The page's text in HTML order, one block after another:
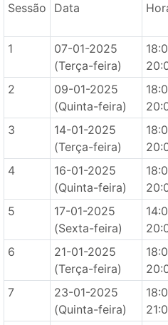
Sessão
Data
1
07-01-2025
(Terça-feira)
2
09-01-2025
(Quinta-feira)
3
14-01-2025
(Terça-feira)
4
16-01-2025
(Quinta-feira)
5
17-01-2025
(Sexta-feira)
6
21-01-2025
(Terça-feira)
7
23-01-2025
(Quinta-feira)